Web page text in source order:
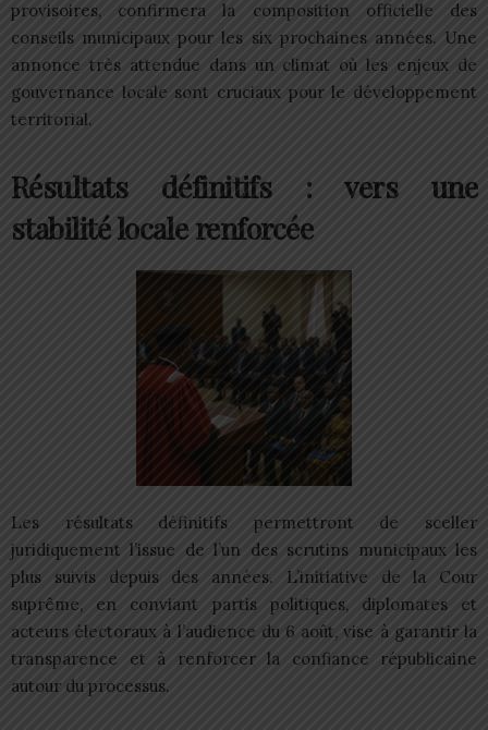
provisoires, confirmera la composition officielle des
conseils municipaux pour les six prochaines années. Une
annonce très attendue dans un climat où les enjeux de
gouvernance locale sont cruciaux pour le développement
territorial.
Résultats définitifs : vers une
stabilité locale renforcée
Les résultats définitifs permettront de sceller
juridiquement l’issue de l’un des scrutins municipaux les
plus suivis depuis des années. L’initiative de la Cour
suprême, en conviant partis politiques, diplomates et
acteurs électoraux à l’audience du 6 août, vise à garantir la
transparence et à renforcer la confiance républicaine
autour du processus.